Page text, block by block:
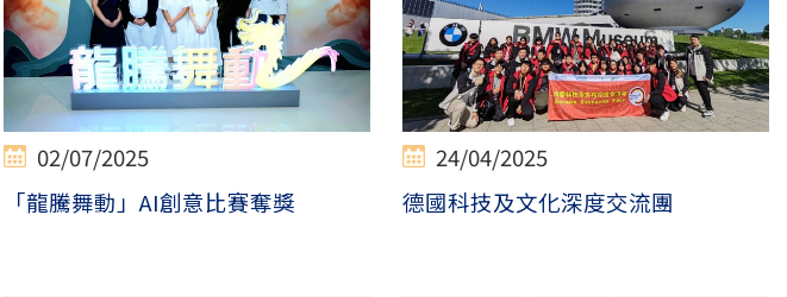
02/07/2025
「龍騰舞動」AI創意比賽奪獎
24/04/2025
德國科技及文化深度交流團